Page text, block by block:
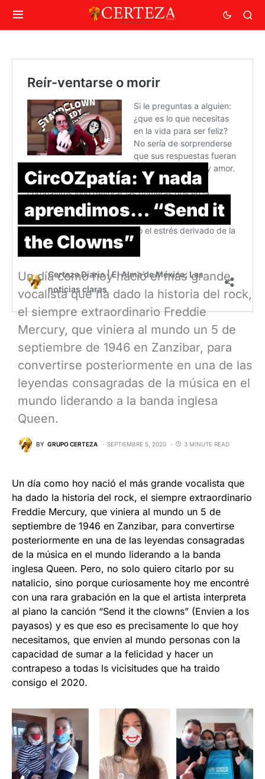
CircOZpatía: Y nada
aprendimos… “Send it
the Clowns”
Un día como hoy nació el más grande
vocalista que ha dado la historia del rock,
el siempre extraordinario Freddie
Mercury, que viniera al mundo un 5 de
septiembre de 1946 en Zanzibar, para
convertirse posteriormente en una de las
leyendas consagradas de la música en el
mundo liderando a la banda inglesa
Queen.
BY GRUPO CERTEZA SEPTIEMBRE 5, 2020 3 MINUTE READ
Un día como hoy nació el más grande vocalista que
ha dado la historia del rock, el siempre extraordinario
Freddie Mercury, que viniera al mundo un 5 de
septiembre de 1946 en Zanzibar, para convertirse
posteriormente en una de las leyendas consagradas
de la música en el mundo liderando a la banda
inglesa Queen. Pero, no solo quiero citarlo por su
natalicio, sino porque curiosamente hoy me encontré
con una rara grabación en la que el artista interpreta
al piano la canción “Send it the clowns” (Envien a los
payasos) y es que eso es precisamente lo que hoy
necesitamos, que envíen al mundo personas con la
capacidad de sumar a la felicidad y hacer un
contrapeso a todas ls vicisitudes que ha traido
consigo el 2020.